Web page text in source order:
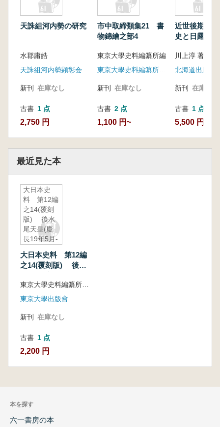
天誅組河内勢の研究
水郡庸皓
天誅組河内勢顕彰会
新刊 在庫なし
古書 1 点
2,750 円
市中取締類集21 書
物錦繪之部4
東京大學史料編纂所編
新刊 在庫なし
古書 2 点
1,100 円~
近世後期の
史と日露関係
川上淳 著
新刊 在庫なし
古書 1 点
5,500 円
最近見た本
大日本史
料 第12編
之14(覆刻
版) 後水
尾天皇(慶
長19年5月-
月)
大日本史料 第12編
之14(覆刻版) 後水
慶長19年9月)
東京大學史料編纂所 編
東京大學出版會
新刊 在庫なし
古書 1 点
2,200 円
本を探す
六一書房の本